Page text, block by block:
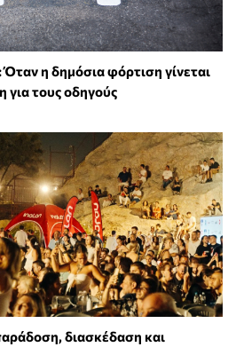
Όταν η δημόσια φόρτιση γίνεται
για τους οδηγούς
διασκέδαση και